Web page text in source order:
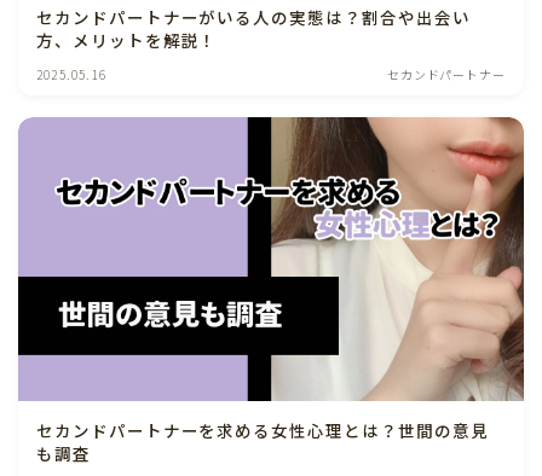
セカンドパートナーがいる人の実態は？割合や出会い
方、メリットを解説！
2025.05.16 セカンドパートナー
セカンドパートナーを求める女性心理とは？世間の意見
も調査